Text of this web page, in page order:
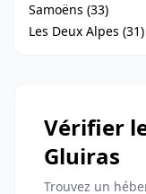
Samoëns (33)
Les Deux Alpes (31)
Vérifier
Gluiras
Trouvez un